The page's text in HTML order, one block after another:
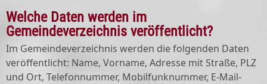
Welche Daten werden im
Gemeindeverzeichnis veröffentlicht?
Im Gemeindeverzeichnis werden die folgenden Daten
veröffentlicht: Name, Vorname, Adresse mit Straße, PLZ
und Ort, Telefonnummer, Mobilfunknummer, E-Mail-